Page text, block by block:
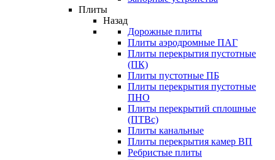
Плиты
Назад
Дорожные плиты
Плиты аэродромные ПАГ
Плиты перекрытия пустотные
(ПК)
Плиты пустотные ПБ
Плиты перекрытия пустотные
ПНО
Плиты перекрытий сплошные
(ПТВс)
Плиты канальные
Плиты перекрытия камер ВП
Ребристые плиты